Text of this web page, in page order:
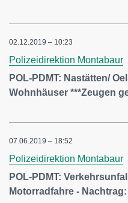
02.12.2019 – 10:23
Polizeidirektion Montabaur
POL-PDMT: Nastätten/
Wohnhäuser ***Zeugen
07.06.2019 – 18:52
Polizeidirektion Montabaur
POL-PDMT:
Motorradfahre - Nachtrag: